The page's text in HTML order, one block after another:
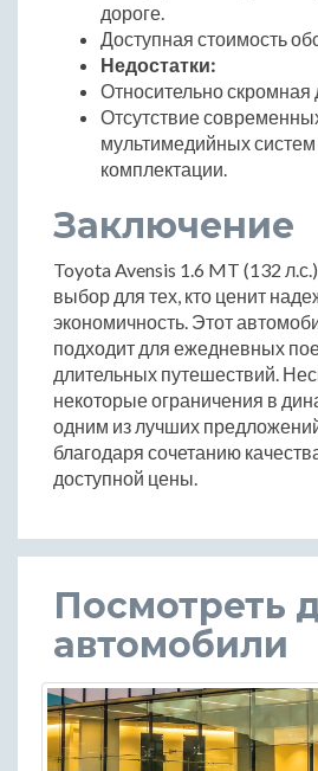
дороге.
Доступная стоимость
Недостатки:
Относительно скромная
Отсутствие
мультимедийных систем
комплектации.
Заключение
Toyota Avensis 1.6 MT (132
выбор для тех, кто ценит
экономичность. Этот
подходит для ежедневных
длительных путешествий.
некоторые ограничения в
одним из лучших
благодаря сочетанию
доступной цены.
Посмотреть
автомобили